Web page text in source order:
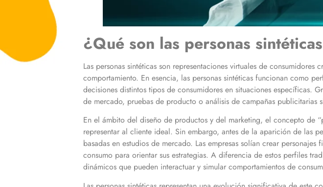
¿Qué son las personas
Las personas sintéticas son representaciones virtuales de
comportamiento. En esencia, las personas sintéticas funcionan como
decisiones distintos tipos de consumidores en situaciones específicas.
de mercado, pruebas de producto o análisis de campañas publicitarias
En el ámbito del diseño de productos y del marketing, el concepto de
representar al cliente ideal. Sin embargo, antes de la aparición de las
basadas en estudios de mercado. Las empresas solían crear
consumo para orientar sus estrategias. A diferencia de estos perfiles
dinámicos que pueden interactuar y simular comportamientos de